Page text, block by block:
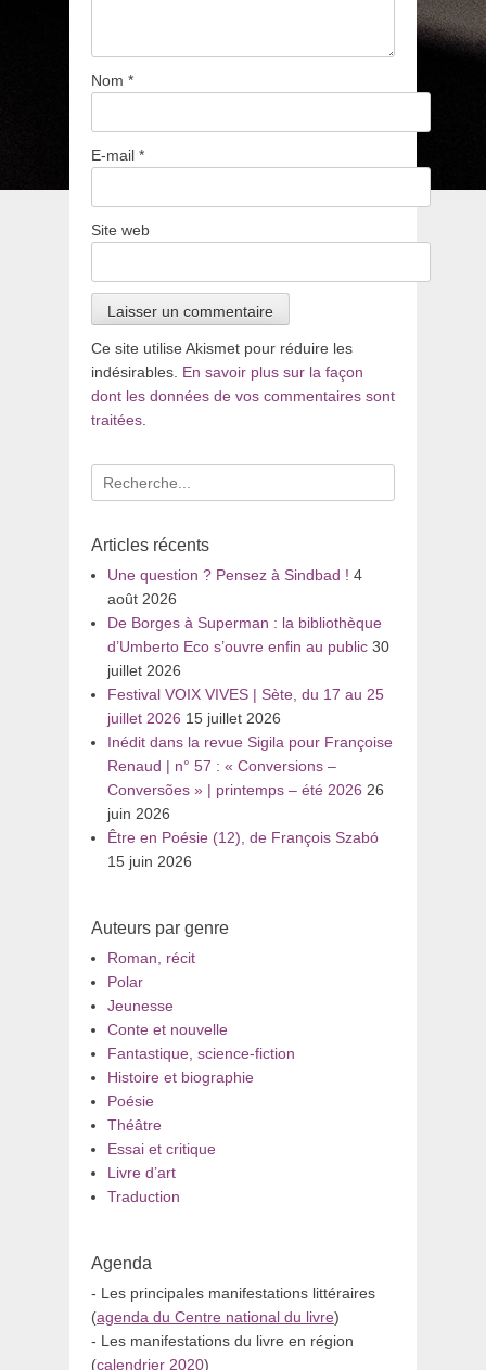
Nom *
E-mail *
Site web
Ce site utilise Akismet pour réduire les
indésirables. En savoir plus sur la façon
dont les données de vos commentaires sont
traitées.
Recherche
pour
Articles récents
Une question ? Pensez à Sindbad ! 4
août 2026
De Borges à Superman : la bibliothèque
d’Umberto Eco s’ouvre enfin au public 30
juillet 2026
Festival VOIX VIVES | Sète, du 17 au 25
juillet 2026 15 juillet 2026
Inédit dans la revue Sigila pour Françoise
Renaud | n° 57 : « Conversions –
Conversões » | printemps – été 2026 26
juin 2026
Être en Poésie (12), de François Szabó
15 juin 2026
Auteurs par genre
Roman, récit
Polar
Jeunesse
Conte et nouvelle
Fantastique, science-fiction
Histoire et biographie
Poésie
Théâtre
Essai et critique
Livre d’art
Traduction
Agenda
- Les principales manifestations littéraires
(agenda du Centre national du livre)
- Les manifestations du livre en région
(calendrier 2020)